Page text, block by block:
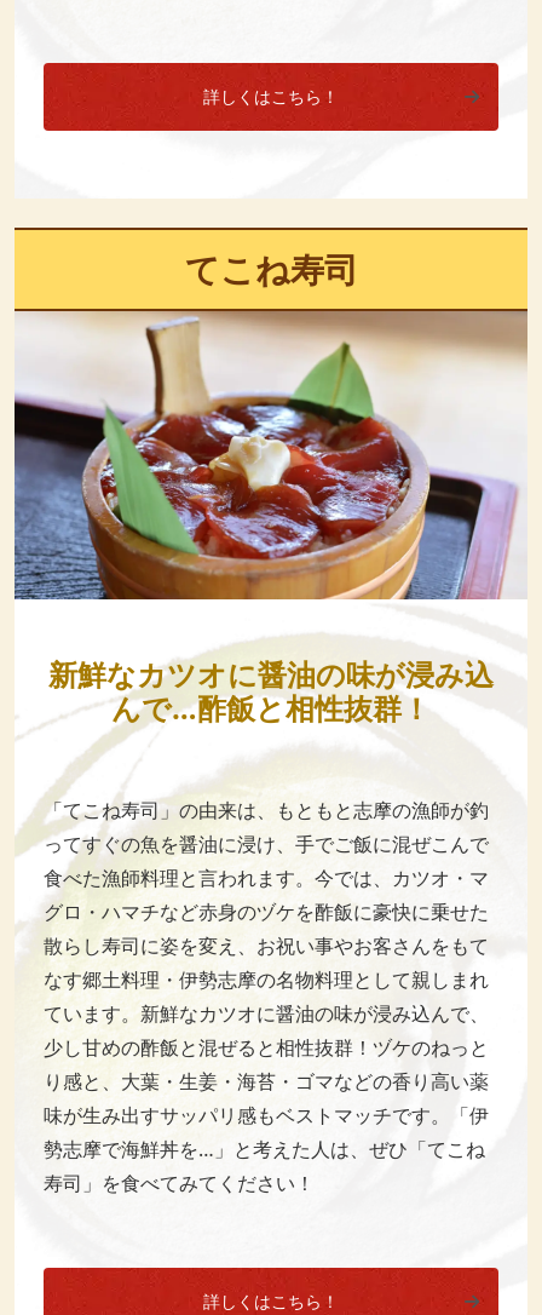
詳しくはこちら！
てこね寿司
新鮮なカツオに醤油の味が浸み込
んで…酢飯と相性抜群！
「てこね寿司」の由来は、もともと志摩の漁師が釣
ってすぐの魚を醤油に浸け、手でご飯に混ぜこんで
食べた漁師料理と言われます。今では、カツオ・マ
グロ・ハマチなど赤身のヅケを酢飯に豪快に乗せた
散らし寿司に姿を変え、お祝い事やお客さんをもて
なす郷土料理・伊勢志摩の名物料理として親しまれ
ています。新鮮なカツオに醤油の味が浸み込んで、
少し甘めの酢飯と混ぜると相性抜群！ヅケのねっと
り感と、大葉・生姜・海苔・ゴマなどの香り高い薬
味が生み出すサッパリ感もベストマッチです。「伊
勢志摩で海鮮丼を…」と考えた人は、ぜひ「てこね
寿司」を食べてみてください！
詳しくはこちら！